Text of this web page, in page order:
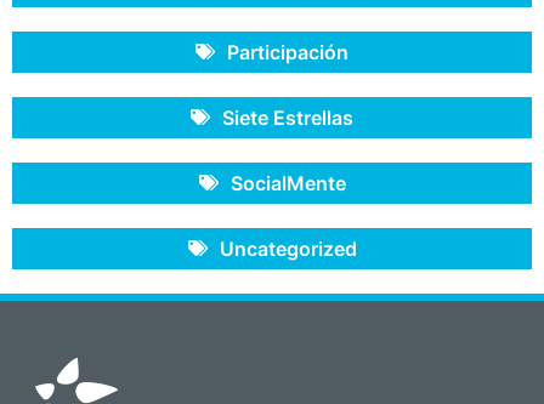
Participación
Siete Estrellas
SocialMente
Uncategorized